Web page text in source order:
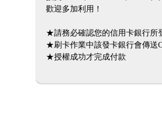
歡迎多加利用！
★請務必確認您的信用卡銀行所
★刷卡作業中該發卡銀行會傳送
★授權成功才完成付款